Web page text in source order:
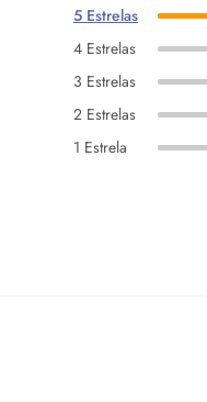
5 Estrelas
4 Estrelas
3 Estrelas
2 Estrelas
1 Estrela